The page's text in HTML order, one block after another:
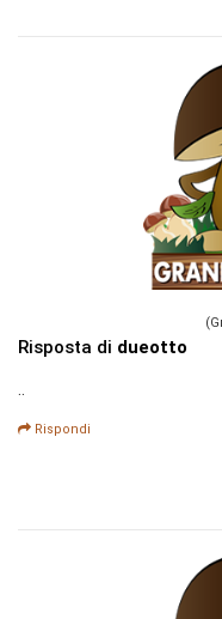
Risposta di dueotto
..
Rispondi